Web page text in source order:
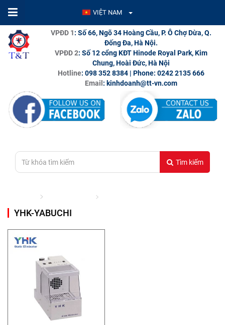
VIỆT NAM
VPĐD 1: Số 66, Ngõ 34 Hoàng Cầu, P. Ô Chợ Dừa, Q.
Đống Đa, Hà Nội.
VPĐD 2: Số 12 cổng KĐT Hinode Royal Park, Kim
Chung, Hoài Đức, Hà Nội
Hotline: 098 352 8384 | Phone: 0242 2135 666
Email : kinhdoanh@tt-vn.com
Tìm kiếm
YHK-YABUCHI